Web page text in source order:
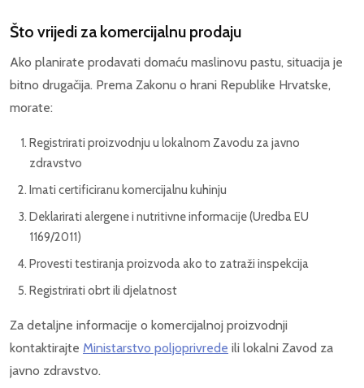
Što vrijedi za komercijalnu prodaju
Ako planirate prodavati domaću maslinovu pastu, situacija je
bitno drugačija. Prema Zakonu o hrani Republike Hrvatske,
morate:
Registrirati proizvodnju u lokalnom Zavodu za javno
zdravstvo
Imati certificiranu komercijalnu kuhinju
Deklarirati alergene i nutritivne informacije (Uredba EU
1169/2011)
Provesti testiranja proizvoda ako to zatraži inspekcija
Registrirati obrt ili djelatnost
Za detaljne informacije o komercijalnoj proizvodnji
kontaktirajte Ministarstvo poljoprivrede ili lokalni Zavod za
javno zdravstvo.